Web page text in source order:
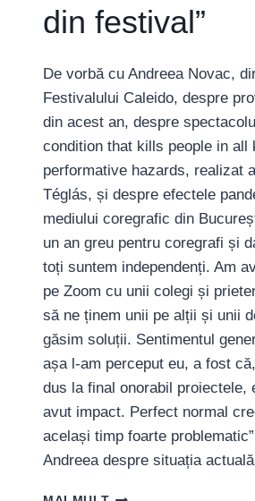
din festival”
De vorbă cu Andreea Novac,
Festivalului Caleido, despre
din acest an, despre
condition that kills people in all
performative hazards, realizat
Téglás, și despre efectele
mediului coregrafic din
un an greu pentru coregrafi și
toți suntem independenți. Am
pe Zoom cu unii colegi și
să ne ținem unii pe alții și unii
găsim soluții. Sentimentul
așa l-am perceput eu, a fost
dus la final onorabil proiectele,
avut impact. Perfect normal
același timp foarte
Andreea despre situația
COREGRAFA